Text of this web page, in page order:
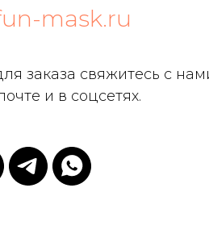
mask.ru
заказа свяжитесь с
и в соцсетях.